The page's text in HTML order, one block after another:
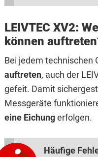
LEIVTEC XV2:
können
Bei jedem technischen
auftreten, auch der
gefeit. Damit
Messgeräte
eine Eichungerfolgen.
Häufige